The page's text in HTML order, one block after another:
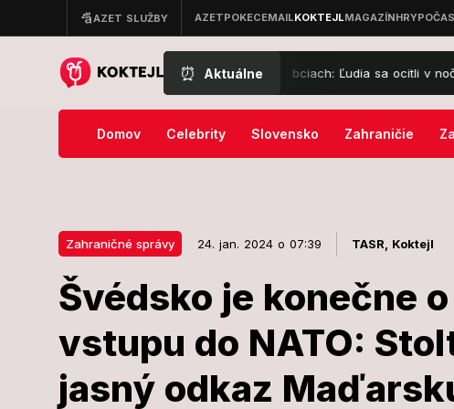
⏰ Aktuálne
situácia v dvoch slovenských obciach: Ľudia sa ocitli v nočnej more,
Domov Celebrity Slovensko Zahraničie
Zahraničné správy 24. jan. 2024 o 07:39 TASR, Koktejl
Švédsko je konečne
vstupu do NATO:
jasný odkaz
Švédsko je